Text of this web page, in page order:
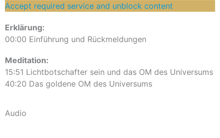
Accept required service and unblock content
Erklärung:
00:00 Einführung und Rückmeldungen
Meditation:
15:51 Lichtbotschafter sein und das OM des Universums
40:20 Das goldene OM des Universums
Audio